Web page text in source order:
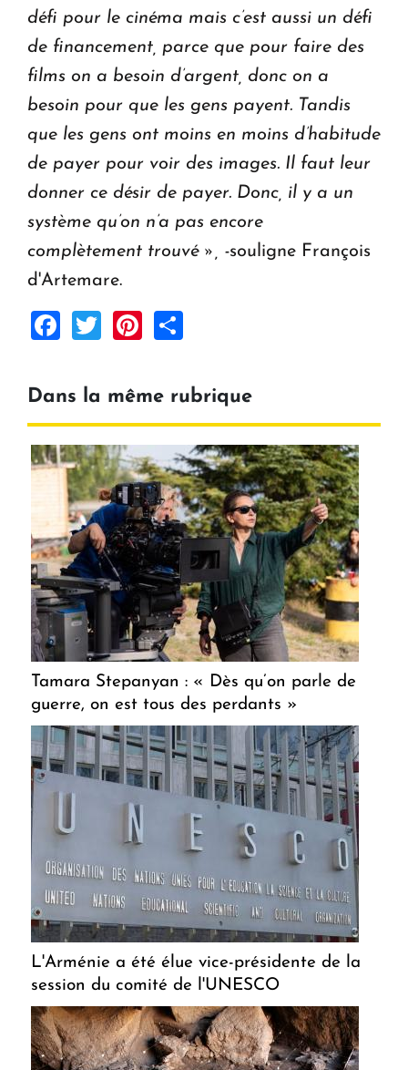
défi pour le cinéma mais c’est aussi un défi
de financement, parce que pour faire des
films on a besoin d’argent, donc on a
besoin pour que les gens payent. Tandis
que les gens ont moins en moins d’habitude
de payer pour voir des images. Il faut leur
donner ce désir de payer. Donc, il y a un
système qu’on n’a pas encore
complètement trouvé », -souligne François
d'Artemare.
Facebook
TwitterPinterest
Dans la même rubrique
Tamara Stepanyan : « Dès qu’on parle de
guerre, on est tous des perdants »
L'Arménie a été élue vice-présidente de la
session du comité de l'UNESCO